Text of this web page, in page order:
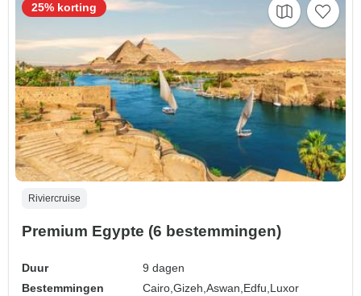
Riviercruise
Premium Egypte (6 bestemmingen)
Duur
9 dagen
Bestemmingen
Cairo,Gizeh,Aswan, Edfu, Luxor
25% korting